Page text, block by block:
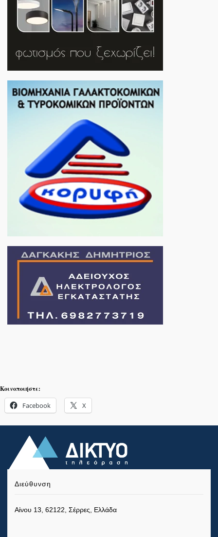
Κοινοποιήστε:
Facebook X
Διεύθυνση
Αίνου 13, 62122, Σέρρες, Ελλάδα